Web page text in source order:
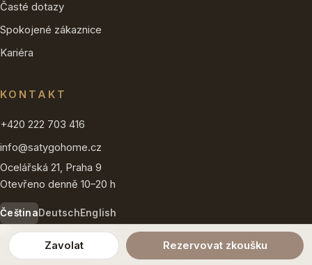
Časté dotazy
Spokojené zákaznice
Kariéra
KONTAKT
+420 222 703 416
info@satygohome.cz
Ocelářská 21, Praha 9
Otevřeno denně 10–20 h
ČeštinaDeutschEnglish
Copyright © 2026 satygohome.cz · ŠATY GO HOME s.r.o.
Zavolat Rezervovat zkoušku